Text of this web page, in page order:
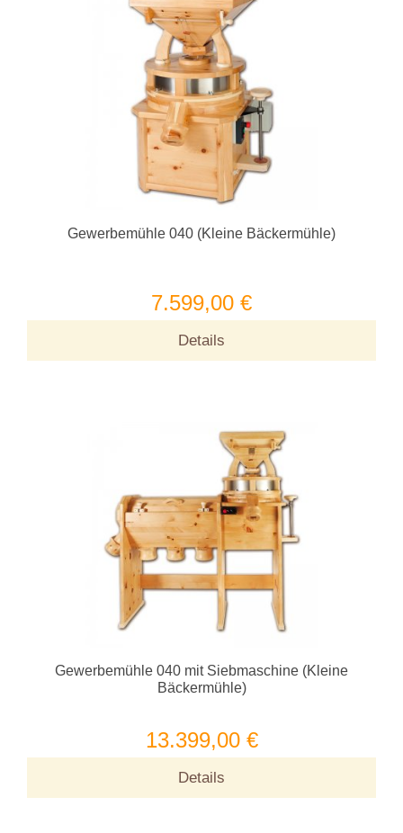
Gewerbemühle 040 (Kleine Bäckermühle)
7.599,00 €
Details
Gewerbemühle 040 mit Siebmaschine (Kleine
Bäckermühle)
13.399,00 €
Details